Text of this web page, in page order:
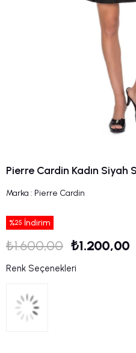
Pierre Cardin Kadın Siyah
Marka : Pierre Cardin
%25 İndirim
₺1.600,00 ₺1.200,00
Renk Seçenekleri